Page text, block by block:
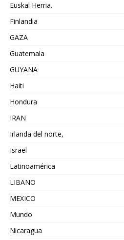
Euskal Herria.
Finlandia
GAZA
Guatemala
GUYANA
Haiti
Hondura
IRAN
Irlanda del norte,
Israel
Latinoamérica
LIBANO
MEXICO
Mundo
Nicaragua